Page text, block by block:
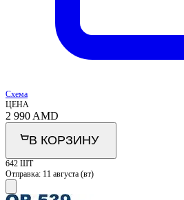
Схема
ЦЕНА
2 990 AMD
В КОРЗИНУ
642 ШТ
Отправка: 11 августа (вт)